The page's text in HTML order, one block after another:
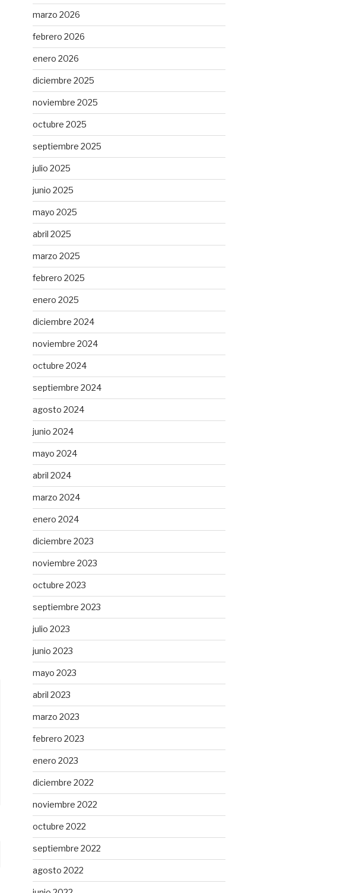
marzo 2026
febrero 2026
enero 2026
diciembre 2025
noviembre 2025
octubre 2025
septiembre 2025
julio 2025
junio 2025
mayo 2025
abril 2025
marzo 2025
febrero 2025
enero 2025
diciembre 2024
noviembre 2024
octubre 2024
septiembre 2024
agosto 2024
junio 2024
mayo 2024
abril 2024
marzo 2024
enero 2024
diciembre 2023
noviembre 2023
octubre 2023
septiembre 2023
julio 2023
junio 2023
mayo 2023
abril 2023
marzo 2023
febrero 2023
enero 2023
diciembre 2022
noviembre 2022
octubre 2022
septiembre 2022
agosto 2022